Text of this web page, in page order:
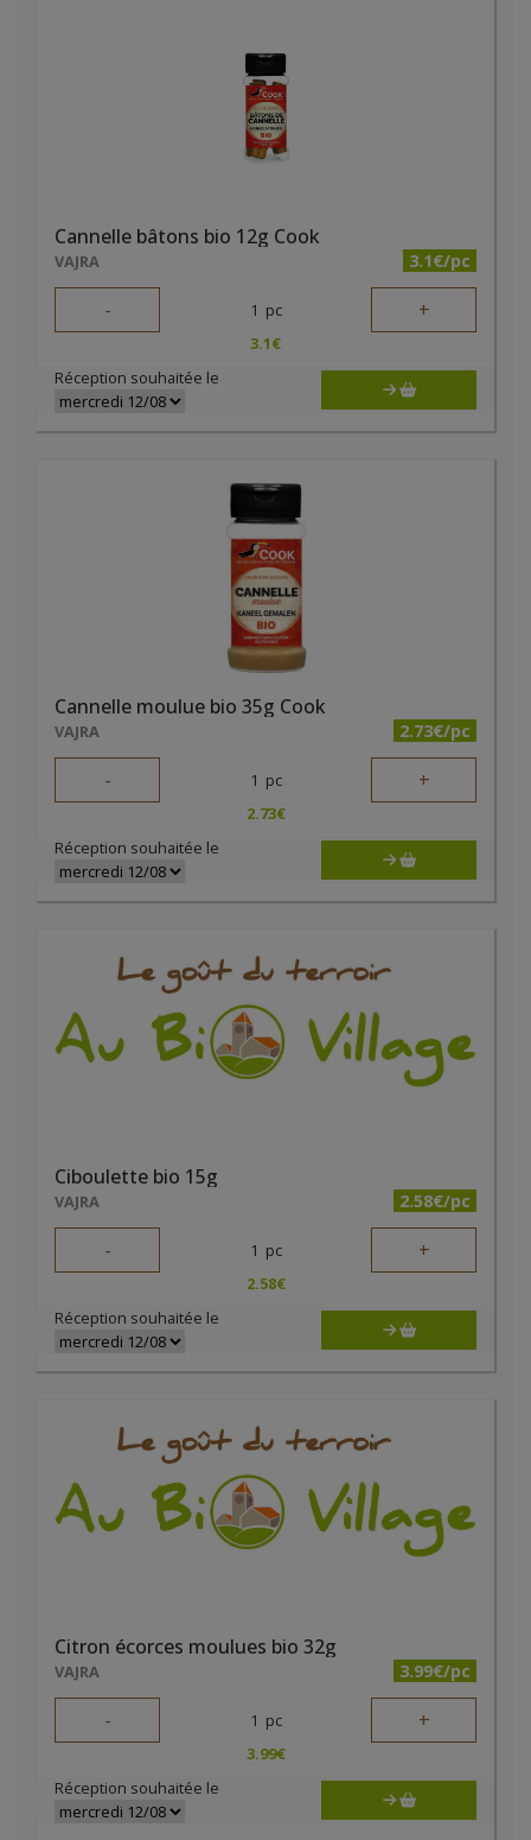
Cannelle bâtons bio 12g Cook
VAJRA 3.1€/pc
- 1 pc +
3.1€
Réception souhaitée le
Cannelle moulue bio 35g Cook
VAJRA 2.73€/pc
- 1 pc +
2.73€
Réception souhaitée le
Ciboulette bio 15g
VAJRA 2.58€/pc
- 1 pc +
2.58€
Réception souhaitée le
Citron écorces moulues bio 32g
VAJRA 3.99€/pc
- 1 pc +
3.99€
Réception souhaitée le